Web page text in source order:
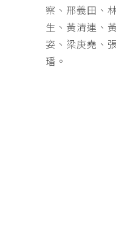
察、邢義田、
生、黃清連、
姿、梁庚堯、
璠。